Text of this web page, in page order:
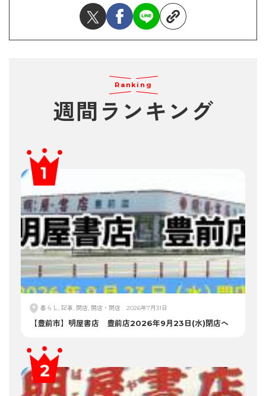
Ranking
週間ランキング
暮らし, 記事, 閉店, 開店・閉店 2026年7月31日
【豊前市】明屋書店 豊前店2026年9月23日(水)閉店へ